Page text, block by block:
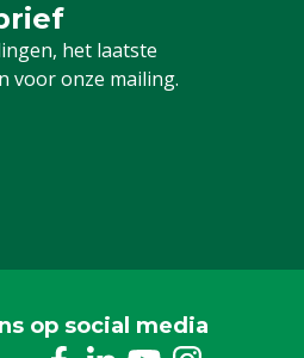
het laatste
voor onze mailing.
op social media